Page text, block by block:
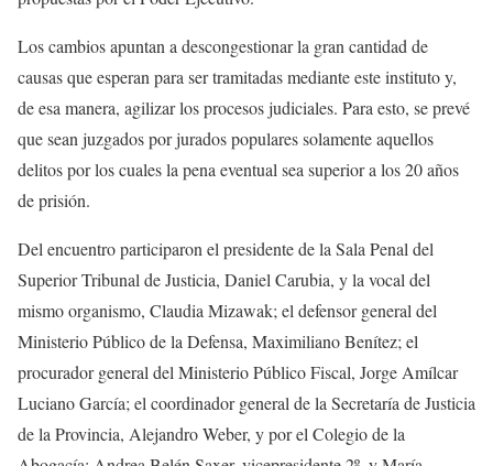
Los cambios apuntan a descongestionar la gran cantidad de
causas que esperan para ser tramitadas mediante este instituto y,
de esa manera, agilizar los procesos judiciales. Para esto, se prevé
que sean juzgados por jurados populares solamente aquellos
delitos por los cuales la pena eventual sea superior a los 20 años
de prisión.
Del encuentro participaron el presidente de la Sala Penal del
Superior Tribunal de Justicia, Daniel Carubia, y la vocal del
mismo organismo, Claudia Mizawak; el defensor general del
Ministerio Público de la Defensa, Maximiliano Benítez; el
procurador general del Ministerio Público Fiscal, Jorge Amílcar
Luciano García; el coordinador general de la Secretaría de Justicia
de la Provincia, Alejandro Weber, y por el Colegio de la